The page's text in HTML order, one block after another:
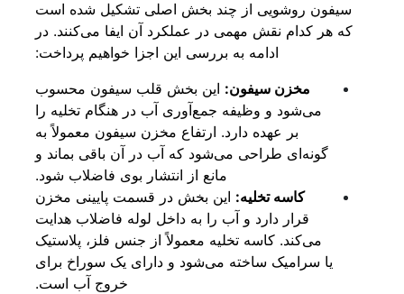
سیفون روشویی از چند بخش اصلی تشکیل شده است
که هر کدام نقش مهمی در عملکرد آن ایفا می‌کنند. در
ادامه به بررسی این اجزا خواهیم پرداخت:
مخزن سیفون: این بخش قلب سیفون محسوب
می‌شود و وظیفه جمع‌آوری آب در هنگام تخلیه را
بر عهده دارد. ارتفاع مخزن سیفون معمولاً به
گونه‌ای طراحی می‌شود که آب در آن باقی بماند و
مانع از انتشار بوی فاضلاب شود.
کاسه تخلیه: این بخش در قسمت پایینی مخزن
قرار دارد و آب را به داخل لوله فاضلاب هدایت
می‌کند. کاسه تخلیه معمولاً از جنس فلز، پلاستیک
یا سرامیک ساخته می‌شود و دارای یک سوراخ برای
خروج آب است.